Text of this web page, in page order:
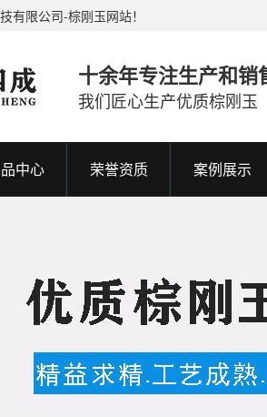
有限公司-棕刚玉网站！
十余年专注生产和销
我们匠心生产优质棕刚玉
中心 荣誉资质 案例展示